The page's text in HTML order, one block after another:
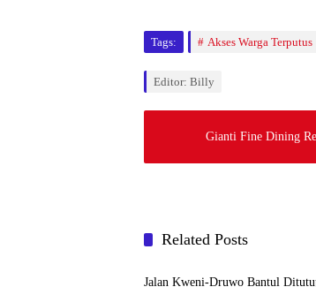
Tags: Akses Warga Terputus
Editor: Billy
Gianti Fine Dining
Related Posts
Berita
Jalan Kweni-Druwo Bantul